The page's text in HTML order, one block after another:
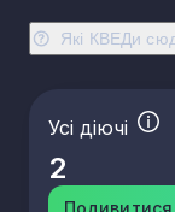
Які КВЕДи
Усі діючі
2
23.43
23.49
23.52